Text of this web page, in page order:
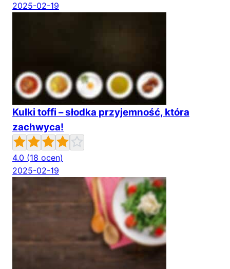
2025-02-19
Kulki toffi – słodka przyjemność, która
zachwyca!
4.0 (18 ocen)
2025-02-19